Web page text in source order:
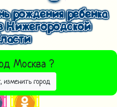
рождения ребенка
Нижегородской
Москва ?
изменить город
ГОРОД